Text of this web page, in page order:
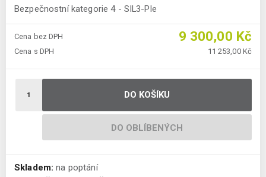
Bezpečnostní kategorie 4 - SIL3-Ple
Cena bez DPH 9 300,00 Kč
Cena s DPH 11 253,00 Kč
DO KOŠÍKU
DO OBLÍBENÝCH
Skladem: na poptání